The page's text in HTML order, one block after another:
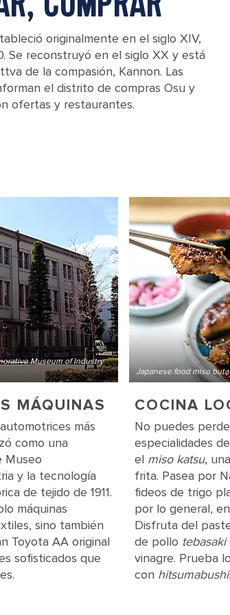
originalmente en el siglo XIV,
Se reconstruyó en el siglo XX y está
de la compasión, Kannon. Las
el distrito de compras Osu y
ofertas y restaurantes.
Museum of Industry
MÁQUINAS
más
como una
Museo
y la tecnología
de tejido de 1911.
máquinas
sino también
Toyota AA original
sofisticados que
Japanese food miso
COCINA
No puedes
especialidades
el miso katsu,
frita. Pasea por
fideos de trigo
por lo general,
Disfruta del
de pollo tebasaki
vinagre. Prueba
con hitsumabushi